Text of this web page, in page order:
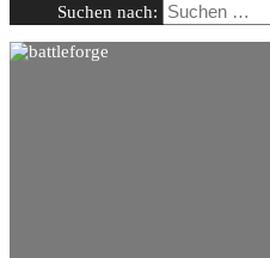
Suchen nach: